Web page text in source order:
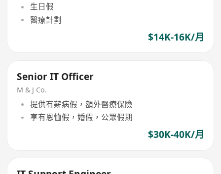
生日假
醫療計劃
$14K-16K/月
Senior IT Officer
M & J Co.
提供有薪病假，額外醫療保險
享有恩恤假，婚假，公眾假期
$30K-40K/月